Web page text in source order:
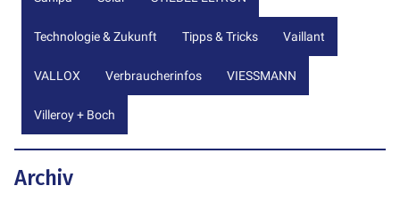
Technologie & Zukunft Tipps & Tricks Vaillant
VALLOX Verbraucherinfos VIESSMANN
Villeroy + Boch
Archiv